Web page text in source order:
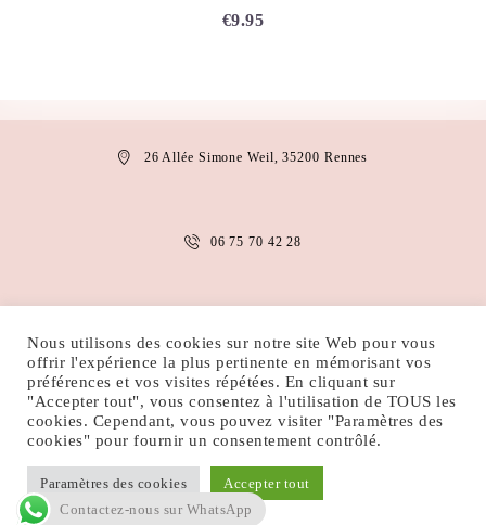
€9.95
26 Allée Simone Weil, 35200 Rennes
06 75 70 42 28
MENTIONS LÉGALES CONDITIONS D’UTILISATION
POLITIQUE DE COOKIES POLITIQUE DE CONFIDENTIALITÉ
Droits d'auteur © Web Artem FranceTous droits réservés.
Nous utilisons des cookies sur notre site Web pour vous
offrir l'expérience la plus pertinente en mémorisant vos
préférences et vos visites répétées. En cliquant sur
"Accepter tout", vous consentez à l'utilisation de TOUS les
cookies. Cependant, vous pouvez visiter "Paramètres des
cookies" pour fournir un consentement contrôlé.
Paramètres des cookies
Accepter tout
Contactez-nous sur WhatsApp